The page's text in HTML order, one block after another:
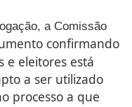
a Comissão
confirmando
e eleitores está
a ser utilizado
processo a que